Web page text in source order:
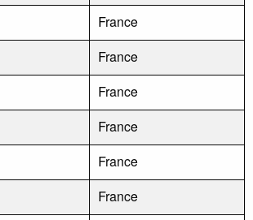
France
France
France
France
France
France